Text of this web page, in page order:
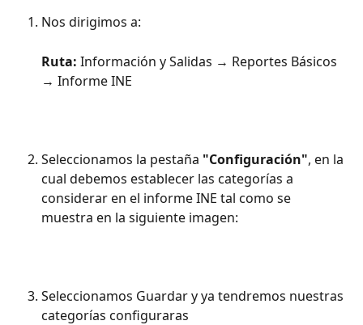
Nos dirigimos a:
Ruta: Información y Salidas → Reportes Básicos
→ Informe INE
Seleccionamos la pestaña "Configuración", en la
cual debemos establecer las categorías a
considerar en el informe INE tal como se
muestra en la siguiente imagen:
Seleccionamos Guardar y ya tendremos nuestras
categorías configuraras